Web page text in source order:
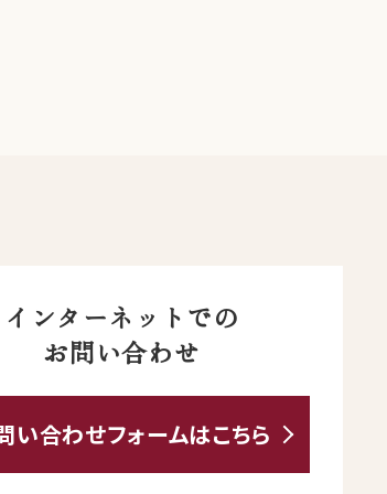
インターネットでの
お問い合わせ
い合わせフォームはこちら